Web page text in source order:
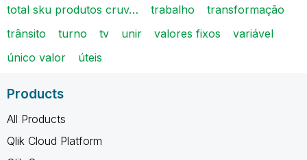
total sku produtos cruv…
trabalho
transformação
trânsito
turno tv unir valores fixos
variável
único valor
úteis
Products
All Products
Qlik Cloud Platform